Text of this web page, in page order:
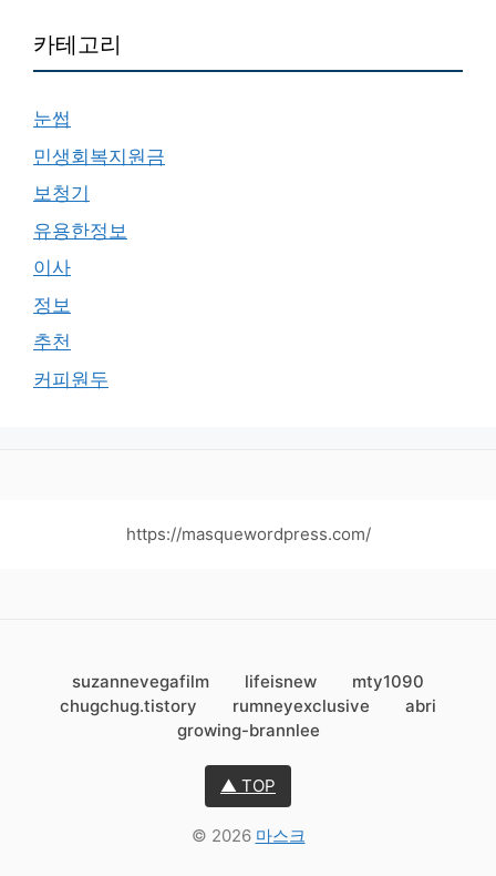
카테고리
눈썹
민생회복지원금
보청기
유용한정보
이사
정보
추천
커피원두
https://masquewordpress.com/
suzannevegafilm lifeisnew
mty1090
chugchug.tistory
rumneyexclusive
abri
growing-brannlee
▲ TOP
© 2026 마스크